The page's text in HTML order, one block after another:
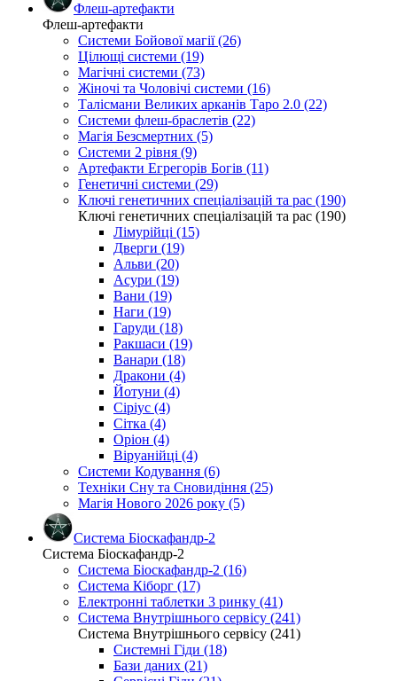
Флеш-артефакти
Флеш-артефакти
Системи Бойової магії (26)
Цілющі системи (19)
Магічні системи (73)
Жіночі та Чоловічі системи (16)
Талісмани Великих арканів Таро 2.0 (22)
Системи флеш-браслетів (22)
Магія Безсмертних (5)
Системи 2 рівня (9)
Артефакти Егрегорів Богів (11)
Генетичні системи (29)
Ключі генетичних спеціалізацій та рас (190)
Ключі генетичних спеціалізацій та рас (190)
Лімурійці (15)
Дверги (19)
Альви (20)
Асури (19)
Вани (19)
Наги (19)
Гаруди (18)
Ракшаси (19)
Ванари (18)
Дракони (4)
Йотуни (4)
Сіріус (4)
Сітка (4)
Оріон (4)
Віруанійці (4)
Системи Кодування (6)
Техніки Сну та Сновидіння (25)
Магія Нового 2026 року (5)
Система Біоскафандр-2
Система Біоскафандр-2
Система Біоскафандр-2 (16)
Система Кіборг (17)
Електронні таблетки 3 ринку (41)
Система Внутрішнього сервісу (241)
Система Внутрішнього сервісу (241)
Системні Гіди (18)
Бази даних (21)